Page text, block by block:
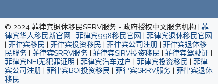
© 2024 菲律宾退休移民SRRV服务 - 政府授权中文服务机构 | 菲
律宾华人移民新官网
菲律宾998移民官网
菲律宾退休移民官网
菲律宾移民 菲律宾投资移民 菲律宾公司注册
菲律宾退休移
民服务
菲律宾SRRV服务 菲律宾SIRV投资移民 菲律宾驾驶证
菲律宾NBI无犯罪证明
菲律宾汽车过户 菲律宾投资移民
菲律
宾公司注册
菲律宾BOI投资移民 菲律宾SRRV服务
菲律宾退休
移民